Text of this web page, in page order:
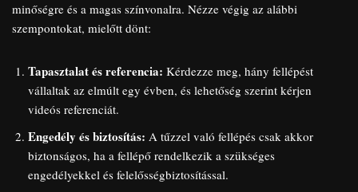
minőségre és a magas színvonalra. Nézze végig az alábbi
szempontokat, mielőtt dönt:
Tapasztalat és referencia: Kérdezze meg, hány fellépést
vállaltak az elmúlt egy évben, és lehetőség szerint kérjen
videós referenciát.
Engedély és biztosítás: A tűzzel való fellépés csak akkor
biztonságos, ha a fellépő rendelkezik a szükséges
engedélyekkel és felelősségbiztosítással.